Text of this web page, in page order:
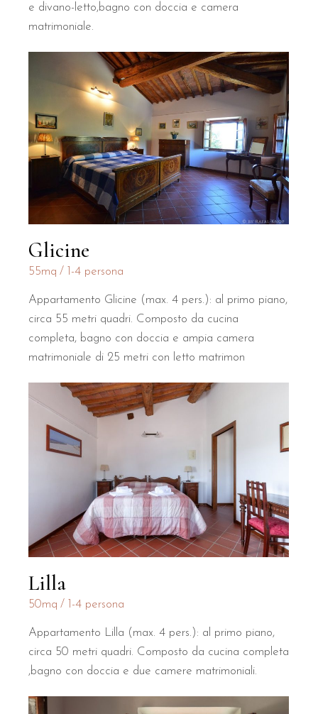
e divano-letto,bagno con doccia e camera
matrimoniale.
Glicine
55mq 1-4 persona
Appartamento Glicine (max. 4 pers.): al primo piano,
circa 55 metri quadri. Composto da cucina
completa, bagno con doccia e ampia camera
matrimoniale di 25 metri con letto matrimon
Lilla
50mq 1-4 persona
Appartamento Lilla (max. 4 pers.): al primo piano,
circa 50 metri quadri. Composto da cucina completa
,bagno con doccia e due camere matrimoniali.